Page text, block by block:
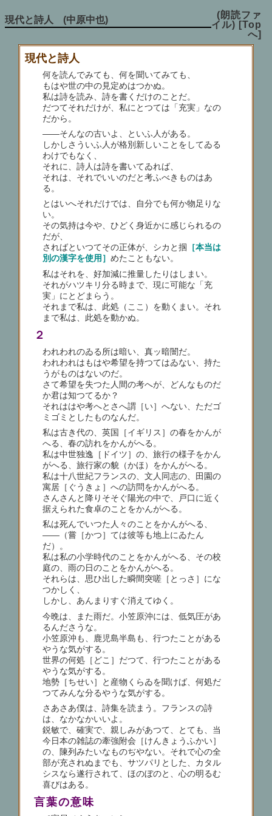
現代と詩人 (中原中也)
(朗読ファ
イル) [Top
へ]
現代と詩人
何を読んでみても、何を聞いてみても、
もはや世の中の見定めはつかぬ。
私は詩を読み、詩を書くだけのことだ。
だつてそれだけが、私にとつては「充実」なの
だから。
――そんなの古いよ、といふ人がある。
しかしさういふ人が格別新しいことをしてゐる
わけでもなく、
それに、詩人は詩を書いてゐれば、
それは、それでいいのだと考ふべきものはあ
る。
とはいへそれだけでは、自分でも何か物足りな
い。
その気持は今や、ひどく身近かに感じられるの
だが、
さればといつてその正体が、シカと掴 ［本当は
別の漢字を使用］めたこともない。
私はそれを、好加減に推量したりはしまい。
それがハツキリ分る時まで、現に可能な「充
実」にとどまらう。
それまで私は、此処（ここ）を動くまい。それ
まで私は、此処を動かぬ。
２
われわれのゐる所は暗い、真ッ暗闇だ。
われわれはもはや希望を持つてはゐない、持た
うがものはないのだ。
さて希望を失つた人間の考へが、どんなものだ
か君は知つてるか？
それははや考へとさへ謂［い］へない、ただゴ
ミゴミとしたものなんだ。
私は古き代の、英国［イギリス］の春をかんが
へる、春の訪れをかんがへる。
私は中世独逸［ドイツ］の、旅行の様子をかん
がへる、旅行家の貌（かほ）をかんがへる。
私は十八世紀フランスの、文人同志の、田園の
寓居［ぐうきょ］への訪問をかんがへる。
さんさんと降りそそぐ陽光の中で、戸口に近く
据えられた食卓のことをかんがへる。
私は死んでいつた人々のことをかんがへる、
――（嘗［かつ］ては彼等も地上にゐたん
だ）。
私は私の小学時代のことをかんがへる、その校
庭の、雨の日のことをかんがへる。
それらは、思ひ出した瞬間突嗟［とっさ］にな
つかしく、
しかし、あんまりすぐ消えてゆく。
今晩は、また雨だ。小笠原沖には、低気圧があ
るんださうな。
小笠原沖も、鹿児島半島も、行つたことがある
やうな気がする。
世界の何処［どこ］だつて、行つたことがある
やうな気がする。
地勢［ちせい］と産物くらゐを聞けば、何処だ
つてみんな分るやうな気がする。
さあさあ僕は、詩集を読まう。フランスの詩
は、なかなかいいよ。
鋭敏で、確実で、親しみがあつて、とても、当
今日本の雑誌の牽強附会［けんきょうふかい］
の、陳列みたいなものぢやない。それで心の全
部が充されぬまでも、サツパリとした、カタル
シスなら遂行されて、ほのぼのと、心の明るむ
喜びはある。
言葉の意味